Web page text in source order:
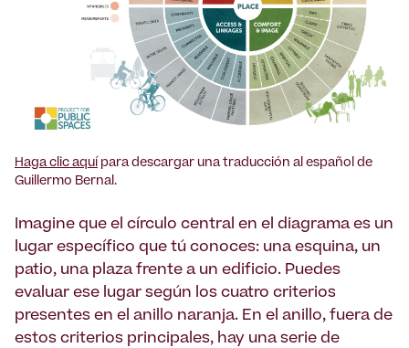
Haga clic aquí para descargar una traducción al español de
Guillermo Bernal.
Imagine que el círculo central en el diagrama es un
lugar específico que tú conoces: una esquina, un
patio, una plaza frente a un edificio. Puedes
evaluar ese lugar según los cuatro criterios
presentes en el anillo naranja. En el anillo, fuera de
estos criterios principales, hay una serie de